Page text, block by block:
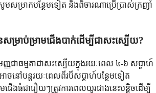
មសម្រាកបន្ថែមទៀត និងពិចារណាប្រើប្រាស់ក្រញាំ
នសម្រាប់ម្រាមជើងបាក់ដើម្បីជាសះស្បើយ?
ញ្ញជាធម្មតាជាសះស្បើយក្នុងរយៈពេល ៤-៦ សប្តាហ៍
ាចនៅបន្តរយៈពេលពីរបីសប្តាហ៍បន្ថែមទៀត
ជើងធំជារឿយៗត្រូវការពេលយូរជាងនេះបន្តិចដើម្បី